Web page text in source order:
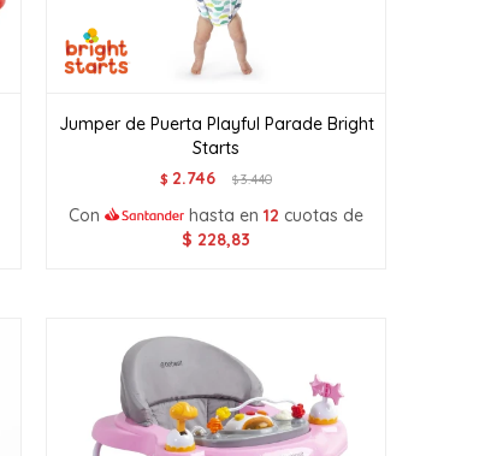
Jumper de Puerta Playful Parade Bright
Starts
$ 2.746 $3.440
Con hasta en12 cuotas de
$ 228,83